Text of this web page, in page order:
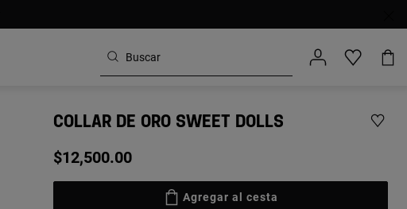
COLLAR DE ORO SWEET DOLLS
$12,500.00
Agregar al cesta